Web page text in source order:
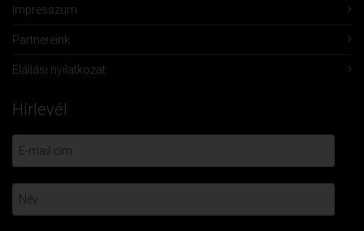
Impresszum
Partnereink
Elállási nyilatkozat
Hírlevél